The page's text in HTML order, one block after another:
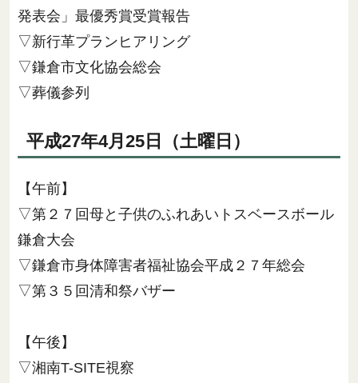
発表会」最優秀賞受賞報告
▽新行革プランヒアリング
▽鎌倉市文化協会総会
▽葬儀参列
平成27年4月25日（土曜日）
【午前】
▽第２７回母と子供のふれあいトスベースボール
鎌倉大会
▽鎌倉市身体障害者福祉協会平成２７年総会
▽第３５回清和祭バザー
【午後】
▽湘南T-SITE視察